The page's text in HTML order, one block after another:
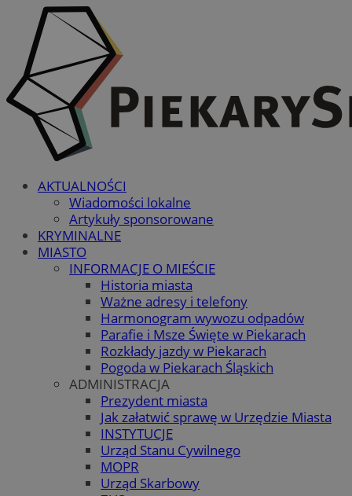
AKTUALNOŚCI
Wiadomości lokalne
Artykuły sponsorowane
KRYMINALNE
MIASTO
INFORMACJE O MIEŚCIE
Historia miasta
Ważne adresy i telefony
Harmonogram wywozu odpadów
Parafie i Msze Święte w Piekarach
Rozkłady jazdy w Piekarach
Pogoda w Piekarach Śląskich
ADMINISTRACJA
Prezydent miasta
Jak załatwić sprawę w Urzędzie Miasta
INSTYTUCJE
Urząd Stanu Cywilnego
MOPR
Urząd Skarbowy